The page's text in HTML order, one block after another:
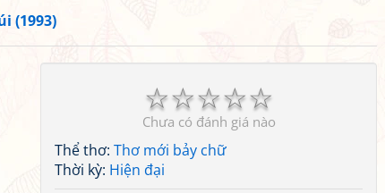
(1993)
☆
☆
☆
☆
☆
Chưa có đánh giá nào
Thể thơ: Thơ mới bảy chữ
Thời kỳ: Hiện đại